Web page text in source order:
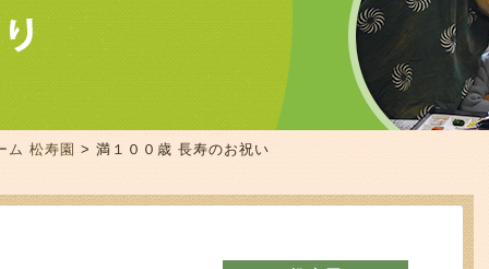
ム 松寿園 > 満１００歳 長寿のお祝い